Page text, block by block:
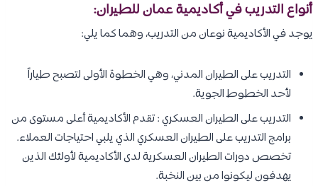
أنواع التدريب في أكاديمية عمان للطيران:
يوجد في الأكاديمية نوعان من التدريب، وهما كما يلي:
التدريب على الطيران المدني، وهي الخطوة الأولى لتصبح طياراً
لأحد الخطوط الجوية.
التدريب على الطيران العسكري : تقدم الأكاديمية أعلى مستوى من
برامج التدريب على الطيران العسكري الذي يلبي احتياجات العملاء.
تخصص دورات الطيران العسكرية لدى الأكاديمية لأولئك الذين
يهدفون ليكونوا من بين النخبة.